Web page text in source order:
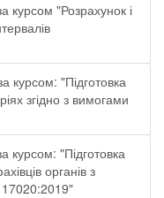
курсом "Розрахунок і
курсом: "Підготовка
згідно з вимогами
курсом: "Підготовка
органів з
17020:2019"